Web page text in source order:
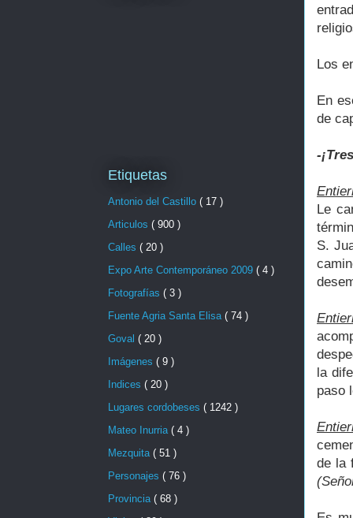
Los
En
de
-
Le
S.
la
paso
de la
Etiquetas
Antonio del Castillo ( 17 )
Articulos ( 900 )
Calles ( 20 )
Expo Arte Contemporáneo 2009 ( 4 )
Fotografías ( 3 )
Fuente Agria Santa Elisa ( 74 )
Goval ( 20 )
Imágenes ( 9 )
Indices ( 20 )
Lugares cordobeses ( 1242 )
Mateo Inurria ( 4 )
Mezquita ( 51 )
Personajes ( 76 )
Provincia ( 68 )